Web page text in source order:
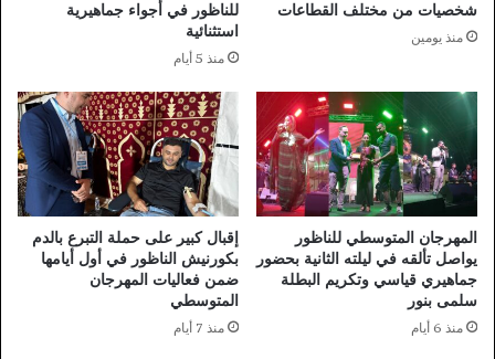
شخصيات من مختلف القطاعات
منذ يومين
للناظور في أجواء جماهيرية
استثنائية
منذ 5 أيام
المهرجان المتوسطي للناظور
يواصل تألقه في ليلته الثانية بحضور
جماهيري قياسي وتكريم البطلة
سلمى بنور
منذ 6 أيام
إقبال كبير على حملة التبرع بالدم
بكورنيش الناظور في أول أيامها
ضمن فعاليات المهرجان
المتوسطي
منذ 7 أيام